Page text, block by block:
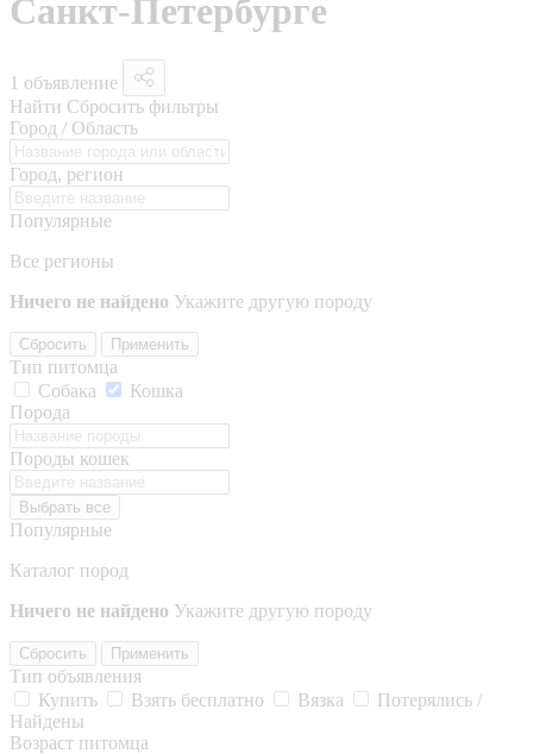
Санкт-Петербурге
1 объявление
Найти Сбросить фильтры
Город / Область
Город, регион
Популярные
Все регионы
Ничего не найдено Укажите другую породу
Сбросить Применить
Тип питомца
Собака
Кошка
Порода
Породы кошек
Выбрать все
Популярные
Каталог пород
Ничего не найдено Укажите другую породу
Сбросить Применить
Тип объявления
Купить
Взять бесплатно Вязка
Потерялись /
Найдены
Возраст питомца